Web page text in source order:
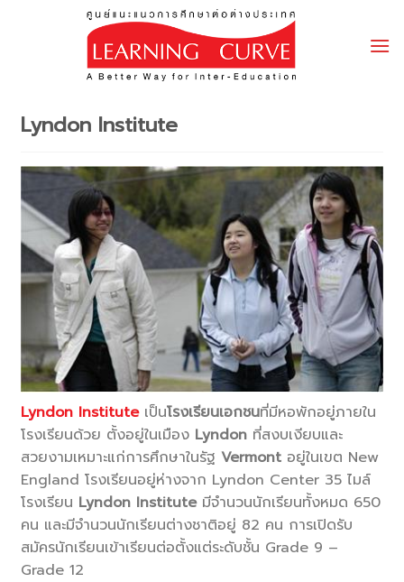
Lyndon Institute
Lyndon Instituteเป็นโรงเรียนเอกชนที่มีหอพักอยู่ภายใน
โรงเรียนด้วย ตั้งอยู่ในเมือง Lyndon ที่สงบเงียบและ
สวยงามเหมาะแก่การศึกษาในรัฐ Vermont อยู่ในเขต New
England โรงเรียนอยู่ห่างจาก Lyndon Center 35 ไมล์
โรงเรียน Lyndon Institute มีจำนวนนักเรียนทั้งหมด 650
คน และมีจำนวนนักเรียนต่างชาติอยู่ 82 คน การเปิดรับ
สมัครนักเรียนเข้าเรียนต่อตั้งแต่ระดับชั้น Grade 9 –
Grade 12